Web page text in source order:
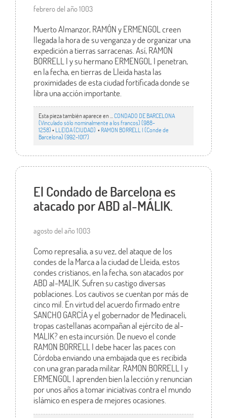
febrero del año 1003
Muerto Almanzor, RAMÓN y ERMENGOL creen
llegada la hora de su venganza y de organizar una
expedición a tierras sarracenas. Así, RAMON
BORRELL I y su hermano ERMENGOL I penetran,
en la fecha, en tierras de Lleida hasta las
proximidades de esta ciudad fortificada donde se
libra una acción importante.
Esta pieza también aparece en ... CONDADO DE BARCELONA
(Vinculado sólo nominalmente a los francos) (988-
1258)• LLEIDA (CIUDAD) • RAMON BORRELL I (Conde de
Barcelona) (992-1017)
El Condado de Barcelona es
atacado por ABD al-MÁLIK.
agosto del año 1003
Como represalia, a su vez, del ataque de los
condes de la Marca a la ciudad de Lleida, estos
condes cristianos, en la fecha, son atacados por
ABD al-MALIK. Sufren su castigo diversas
poblaciones. Los cautivos se cuentan por más de
cinco mil. En virtud del acuerdo firmado entre
SANCHO GARCÍA y el gobernador de Medinaceli,
tropas castellanas acompañan al ejército de al-
MALIK? en esta incursión. De nuevo el conde
RAMON BORRELL I debe hacer las paces con
Córdoba enviando una embajada que es recibida
con una gran parada militar. RAMON BORRELL I y
ERMENGOL I aprenden bien la lección y renuncian
por unos años a tomar iniciativas contra el mundo
islámico en espera de mejores ocasiones.